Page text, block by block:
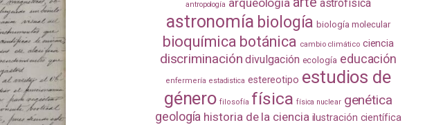
antropología arqueología astrofísica
astronomía biología biología molecular
bioquímica botánica cambio climático ciencia
discriminación divulgación ecología educación
enfermería estadistica estereotipo estudios de
género filosofía física física nuclear genética
geología historia de la ciencia ilustración científica